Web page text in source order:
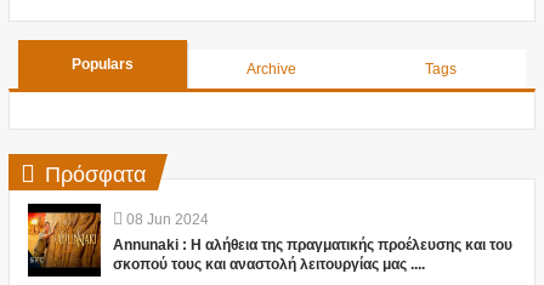
Populars Archive Tags
Πρόσφατα
08 Jun 2024
Annunaki : Η αλήθεια της πραγματικής προέλευσης και του
σκοπού τους και αναστολή λειτουργίας μας ....